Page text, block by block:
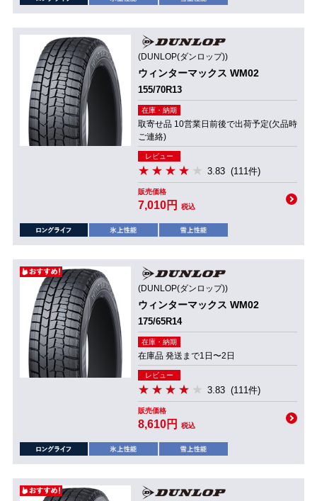
(DUNLOP(ダンロップ))
ウィンターマックス WM02
155/70R13
在庫・納期
取寄せ品 10営業日前後で出荷予定(欠品時
ご連絡)
レビュー
3.83 (111件)
販売価格
7,010円 税込
(DUNLOP(ダンロップ))
ウィンターマックス WM02
175/65R14
在庫・納期
在庫品 発送まで1日〜2日
レビュー
3.83 (111件)
販売価格
8,610円 税込